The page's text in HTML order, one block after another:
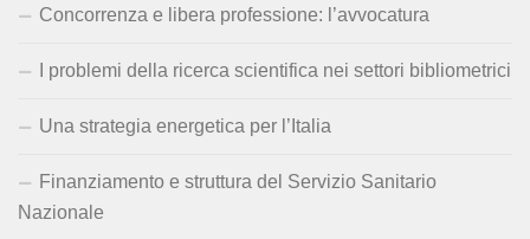
Concorrenza e libera professione: l’avvocatura
I problemi della ricerca scientifica nei settori bibliometrici
Una strategia energetica per l’Italia
Finanziamento e struttura del Servizio Sanitario
Nazionale